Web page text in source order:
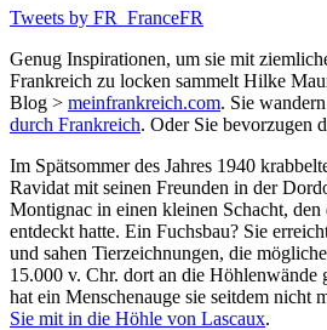
Tweets by FR_FranceFR
Genug Inspirationen, um sie mit
Frankreich zu locken sammelt Hilke
Blog > meinfrankreich.com. Sie
durch Frankreich. Oder Sie bevorzugen
Im Spätsommer des Jahres 1940
Ravidat mit seinen Freunden in der
Montignac in einen kleinen Schacht, den
entdeckt hatte. Ein Fuchsbau? Sie
und sahen Tierzeichnungen, die
15.000 v. Chr. dort an die Höhlenwände
hat ein Menschenauge sie seitdem nicht
Sie mit in die Höhle von Lascaux.